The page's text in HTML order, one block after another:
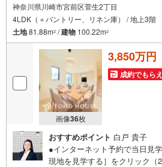
神奈川県川崎市宮前区菅生2丁目
4LDK（＋パントリー、リネン庫） / 地上3階
土地81.88m2 /建物 100.22m2
画像36枚
3,850万円
成約でもら
おすすめポイント 白戸 貴子
●インターネット予約で当日見
現地を見学する］をクリック（